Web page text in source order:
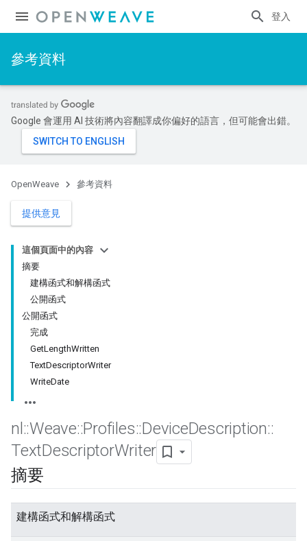
登入
參考資料
Google 會運用 AI 技術將內容翻譯成你偏好的語言，但可能會出錯。
OpenWeave 參考資料
提供意見
這個頁面中的內容
摘要
建構函式和解構函式
公開函式
公開函式
完成
GetLengthWritten
TextDescriptorWriter
WriteDate
nl ::Weave::Profiles::DeviceDescription::
TextDescriptorWriter
摘要
建構函式和解構函式